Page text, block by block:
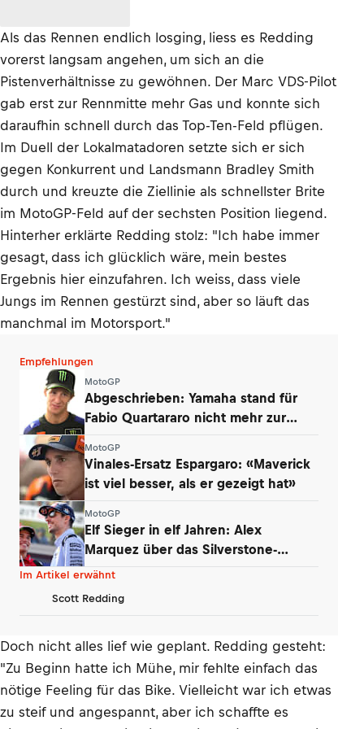
Als das Rennen endlich losging, liess es Redding
vorerst langsam angehen, um sich an die
Pistenverhältnisse zu gewöhnen. Der Marc VDS-Pilot
gab erst zur Rennmitte mehr Gas und konnte sich
daraufhin schnell durch das Top-Ten-Feld pflügen.
Im Duell der Lokalmatadoren setzte sich er sich
gegen Konkurrent und Landsmann Bradley Smith
durch und kreuzte die Ziellinie als schnellster Brite
im MotoGP-Feld auf der sechsten Position liegend.
Hinterher erklärte Redding stolz: "Ich habe immer
gesagt, dass ich glücklich wäre, mein bestes
Ergebnis hier einzufahren. Ich weiss, dass viele
Jungs im Rennen gestürzt sind, aber so läuft das
manchmal im Motorsport."
Empfehlungen
MotoGP
Abgeschrieben: Yamaha stand für
Fabio Quartararo nicht mehr zur
MotoGP
Vinales-Ersatz Espargaro: «Maverick
ist viel besser, als er gezeigt hat»
MotoGP
Elf Sieger in elf Jahren: Alex
Marquez über das Silverstone-
Phänomen
Im Artikel erwähnt
Scott Redding
Doch nicht alles lief wie geplant. Redding gesteht:
"Zu Beginn hatte ich Mühe, mir fehlte einfach das
nötige Feeling für das Bike. Vielleicht war ich etwas
zu steif und angespannt, aber ich schaffte es